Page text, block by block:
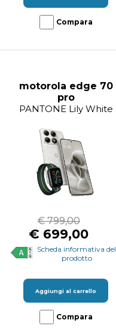
Compara
motorola edge 70
pro
PANTONE Lily White
€ 799,00
€ 699,00
Scheda informativa del
prodotto
Aggiungi al carrello
Compara